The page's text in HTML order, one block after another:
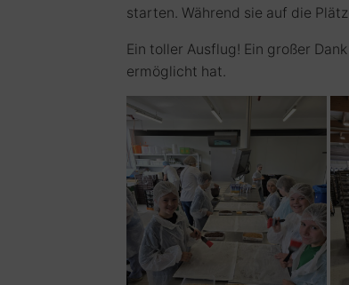
starten. Während sie auf die
Ein toller Ausflug! Ein großer
ermöglicht hat.